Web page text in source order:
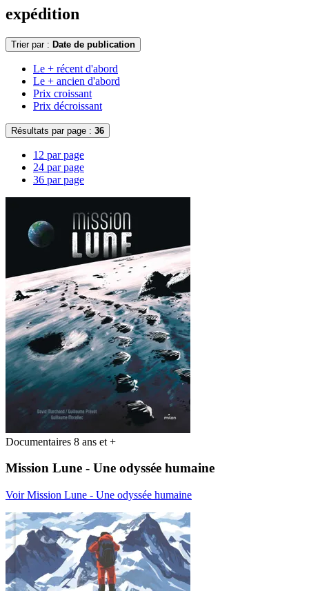
expédition
Trier par : Date de publication
Le + récent d'abord
Le + ancien d'abord
Prix croissant
Prix décroissant
Résultats par page : 36
12 par page
24 par page
36 par page
Documentaires 8 ans et +
Mission Lune - Une odyssée humaine
Voir Mission Lune - Une odyssée humaine